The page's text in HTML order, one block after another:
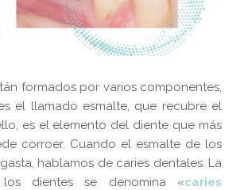
formados por varios componentes,
el llamado esmalte, que recubre el
es el elemento del diente que más
corroer. Cuando el esmalte de los
hablamos de caries dentales. La
dientes se denomina «caries